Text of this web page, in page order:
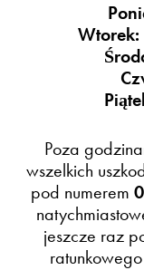
Wtorek:
Poza
wszelkich
pod numerem
jeszcze raz